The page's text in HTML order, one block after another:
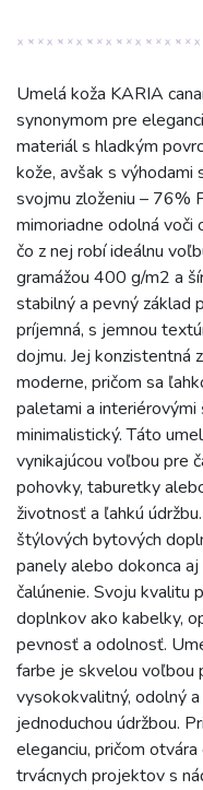
Umelá koža KARIA
synonymom pre
materiál s hladkým
kože, avšak s výhodami
svojmu zloženiu – 76%
mimoriadne odolná voči
čo z nej robí ideálnu
gramážou 400 g/m2 a
stabilný a pevný základ
príjemná, s jemnou
dojmu. Jej konzistentná
moderne, pričom sa
paletami a interiérovými
minimalistický. Táto
vynikajúcou voľbou pre
pohovky, taburetky
životnosť a ľahkú
štýlových bytových
panely alebo dokonca
čalúnenie. Svoju kvalitu
doplnkov ako kabelky,
pevnosť a odolnosť.
farbe je skvelou voľbou
vysokokvalitný, odolný
jednoduchou údržbou.
eleganciu, pričom
trvácnych projektov s